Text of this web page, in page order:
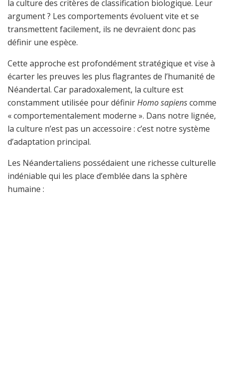
la culture des critères de classification biologique. Leur
argument ? Les comportements évoluent vite et se
transmettent facilement, ils ne devraient donc pas
définir une espèce.
Cette approche est profondément stratégique et vise à
écarter les preuves les plus flagrantes de l’humanité de
Néandertal. Car paradoxalement, la culture est
constamment utilisée pour définirHomo sapienscomme
« comportementalement moderne ». Dans notre lignée,
la culture n’est pas un accessoire : c’est notre système
d’adaptation principal.
Les Néandertaliens possédaient une richesse culturelle
indéniable qui les place d’emblée dans la sphère
humaine :